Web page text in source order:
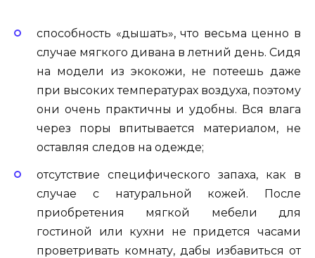
способность «дышать», что весьма ценно в
случае мягкого дивана в летний день. Сидя
на модели из экокожи, не потеешь даже
при высоких температурах воздуха, поэтому
они очень практичны и удобны. Вся влага
через поры впитывается материалом, не
оставляя следов на одежде;
отсутствие специфического запаха, как в
случае с натуральной кожей. После
приобретения мягкой мебели для
гостиной или кухни не придется часами
проветривать комнату, дабы избавиться от